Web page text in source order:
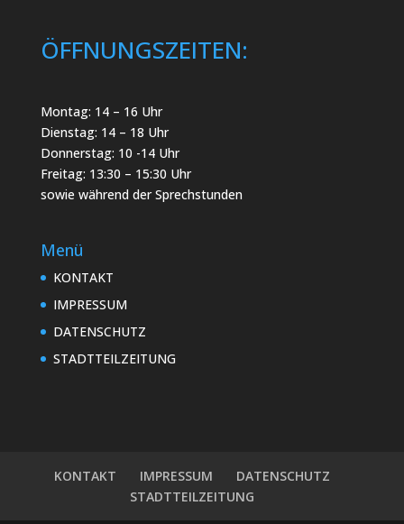
ÖFFNUNGSZEITEN:
Montag: 14 – 16 Uhr
Dienstag: 14 – 18 Uhr
Donnerstag: 10 -14 Uhr
Freitag: 13:30 – 15:30 Uhr
sowie während der Sprechstunden
Menü
KONTAKT
IMPRESSUM
DATENSCHUTZ
STADTTEILZEITUNG
KONTAKT IMPRESSUM
DATENSCHUTZ
STADTTEILZEITUNG